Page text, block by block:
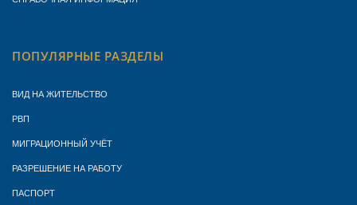
ПОПУЛЯРНЫЕ РАЗДЕЛЫ
ВИД НА ЖИТЕЛЬСТВО
РВП
МИГРАЦИОННЫЙ УЧЁТ
РАЗРЕШЕНИЕ НА РАБОТУ
ПАСПОРТ